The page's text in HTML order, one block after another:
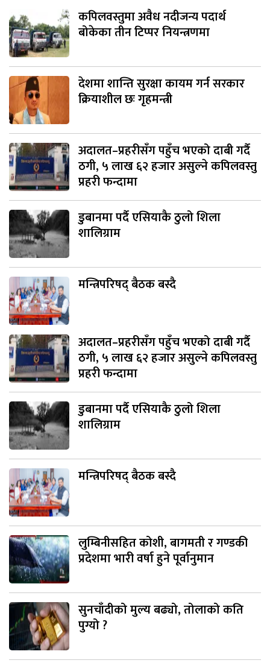
कपिलवस्तुमा अवैध नदीजन्य पदार्थ
बोकेका तीन टिप्पर नियन्त्रणमा
देशमा शान्ति सुरक्षा कायम गर्न सरकार
क्रियाशील छः गृहमन्त्री
अदालत–प्रहरीसँग पहुँच भएको दाबी गर्दै
ठगी, ५ लाख ६२ हजार असुल्ने कपिलवस्तु
प्रहरी फन्दामा
डुबानमा पर्दै एसियाकै ठुलो शिला
शालिग्राम
मन्त्रिपरिषद् बैठक बस्दै
अदालत–प्रहरीसँग पहुँच भएको दाबी गर्दै
ठगी, ५ लाख ६२ हजार असुल्ने कपिलवस्तु
प्रहरी फन्दामा
डुबानमा पर्दै एसियाकै ठुलो शिला
शालिग्राम
मन्त्रिपरिषद् बैठक बस्दै
लुम्बिनीसहित कोशी, बागमती र गण्डकी
प्रदेशमा भारी वर्षा हुने पूर्वानुमान
सुनचाँदीको मुल्य बढ्यो, तोलाको कति
पुग्यो ?